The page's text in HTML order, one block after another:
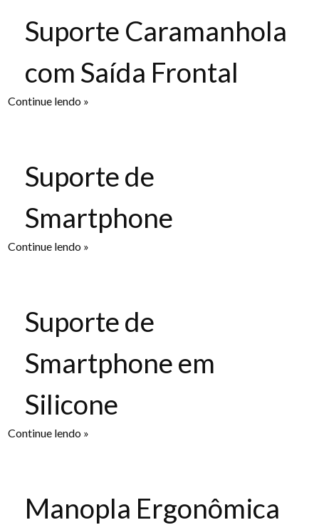
Suporte Caramanhola
com Saída Frontal
Continue lendo »
Suporte de
Smartphone
Continue lendo »
Suporte de
Smartphone em
Silicone
Continue lendo »
Manopla Ergonômica